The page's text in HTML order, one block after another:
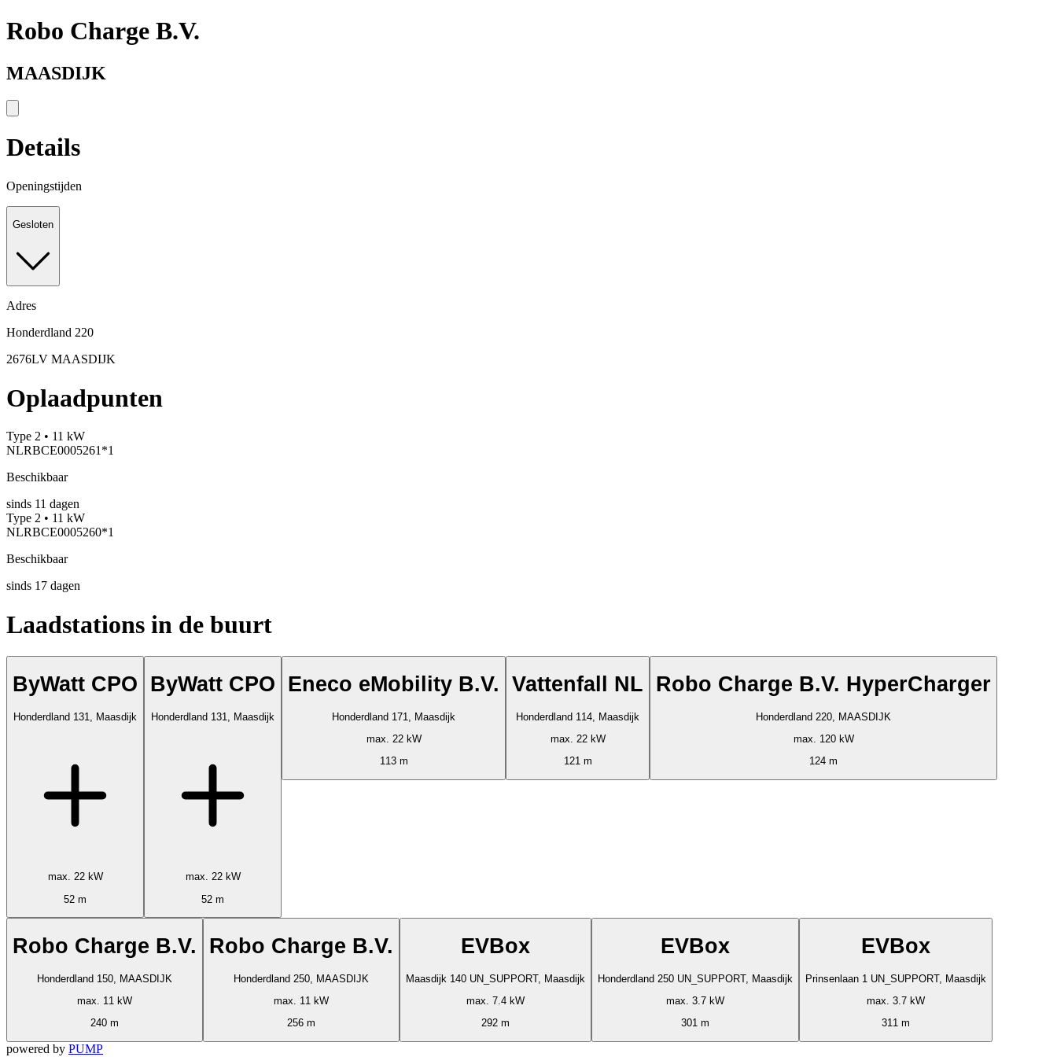
Robo Charge B.V.
MAASDIJK
Details
Openingstijden
Gesloten
Adres
Honderdland 220
2676LV MAASDIJK
Oplaadpunten
Type 2 • 11 kW
NLRBCE0005261*1
Beschikbaar
sinds 11 dagen
Type 2 • 11 kW
NLRBCE0005260*1
Beschikbaar
sinds 17 dagen
Laadstations in de buurt
ByWatt CPO
Honderdland 131, Maasdijk
max. 22 kW
52 m
ByWatt CPO
Honderdland 131, Maasdijk
max. 22 kW
52 m
Eneco eMobility B.V.
Honderdland 171, Maasdijk
max. 22 kW
113 m
Vattenfall NL
Honderdland 114, Maasdijk
max. 22 kW
121 m
Robo Charge B.V. HyperCharger
Honderdland 220, MAASDIJK
max. 120 kW
124 m
Robo Charge B.V.
Honderdland 150, MAASDIJK
max. 11 kW
240 m
Robo Charge B.V.
Honderdland 250, MAASDIJK
max. 11 kW
256 m
EVBox
Maasdijk 140 UN_SUPPORT, Maasdijk
max. 7.4 kW
292 m
EVBox
Honderdland 250 UN_SUPPORT, Maasdijk
max. 3.7 kW
301 m
EVBox
Prinsenlaan 1 UN_SUPPORT, Maasdijk
max. 3.7 kW
311 m
powered by PUMP